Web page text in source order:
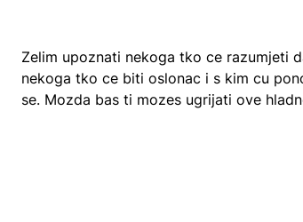
Zelim upoznati nekoga tko ce razumjeti
nekoga tko ce biti oslonac i s kim cu
se. Mozda bas ti mozes ugrijati ove